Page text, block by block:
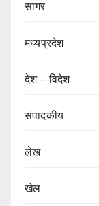
सागर
मध्यप्रदेश
देश – विदेश
संपादकीय
लेख
खेल